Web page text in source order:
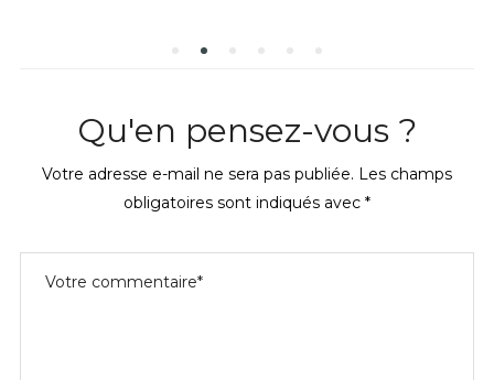
Qu'en pensez-vous ?
Votre adresse e-mail ne sera pas publiée. Les champs
obligatoires sont indiqués avec *